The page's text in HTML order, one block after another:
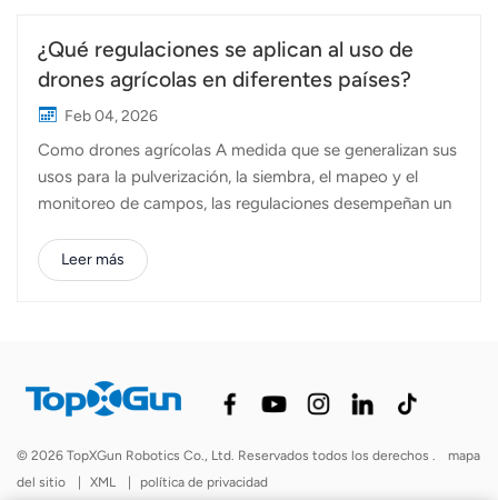
¿Qué regulaciones se aplican al uso de
drones agrícolas en diferentes países?
Feb 04, 2026
Como drones agrícolas A medida que se generalizan sus
usos para la pulverización, la siembra, el mapeo y el
monitoreo de campos, las regulaciones desempeñan un
pueden utilizar estos sistemas. Si bien la tecnología es
global, las normas no lo son. Cada país aborda la
locales.Este artículo ofrece una descripción general
práctica de cómo difieren las regulaciones sobre drones
en cuenta los operadores, distribuidores y fabricantes en
Leer más
© 2026 TopXGun Robotics Co., Ltd. Reservados todos los derechos .
mapa
del sitio
| XML | política de privacidad